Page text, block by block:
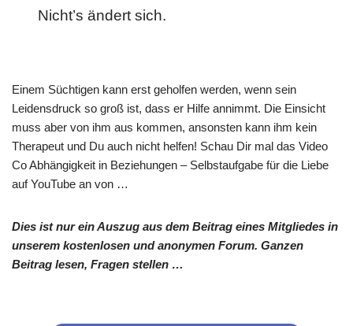
Nicht’s ändert sich.
Einem Süchtigen kann erst geholfen werden, wenn sein
Leidensdruck so groß ist, dass er Hilfe annimmt. Die Einsicht
muss aber von ihm aus kommen, ansonsten kann ihm kein
Therapeut und Du auch nicht helfen! Schau Dir mal das Video
Co Abhängigkeit in Beziehungen – Selbstaufgabe für die Liebe
auf YouTube an von …
Dies ist nur ein Auszug aus dem Beitrag eines Mitgliedes in
unserem kostenlosen und anonymen Forum. Ganzen
Beitrag lesen, Fragen stellen …